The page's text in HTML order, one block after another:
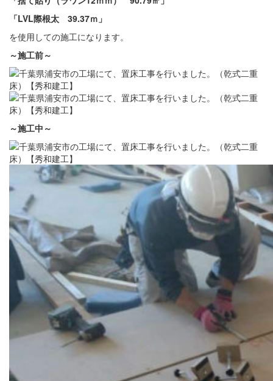
「LVL際根太 39.37ｍ」
を使用しての施工になります。
～施工前～
～施工中～